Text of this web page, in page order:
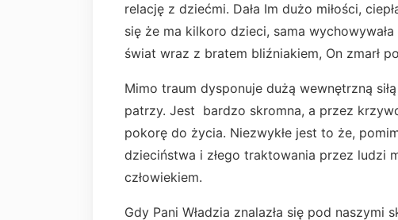
relację z dziećmi. Dała Im dużo miłości,
się że ma kilkoro dzieci, sama
świat wraz z bratem bliźniakiem, On zmarł
Mimo traum dysponuje dużą wewnętrzną
patrzy. Jest bardzo skromna, a przez
pokorę do życia. Niezwykłe jest to że,
dzieciństwa i złego traktowania przez ludzi
człowiekiem.
Gdy Pani Władzia znalazła się pod naszymi